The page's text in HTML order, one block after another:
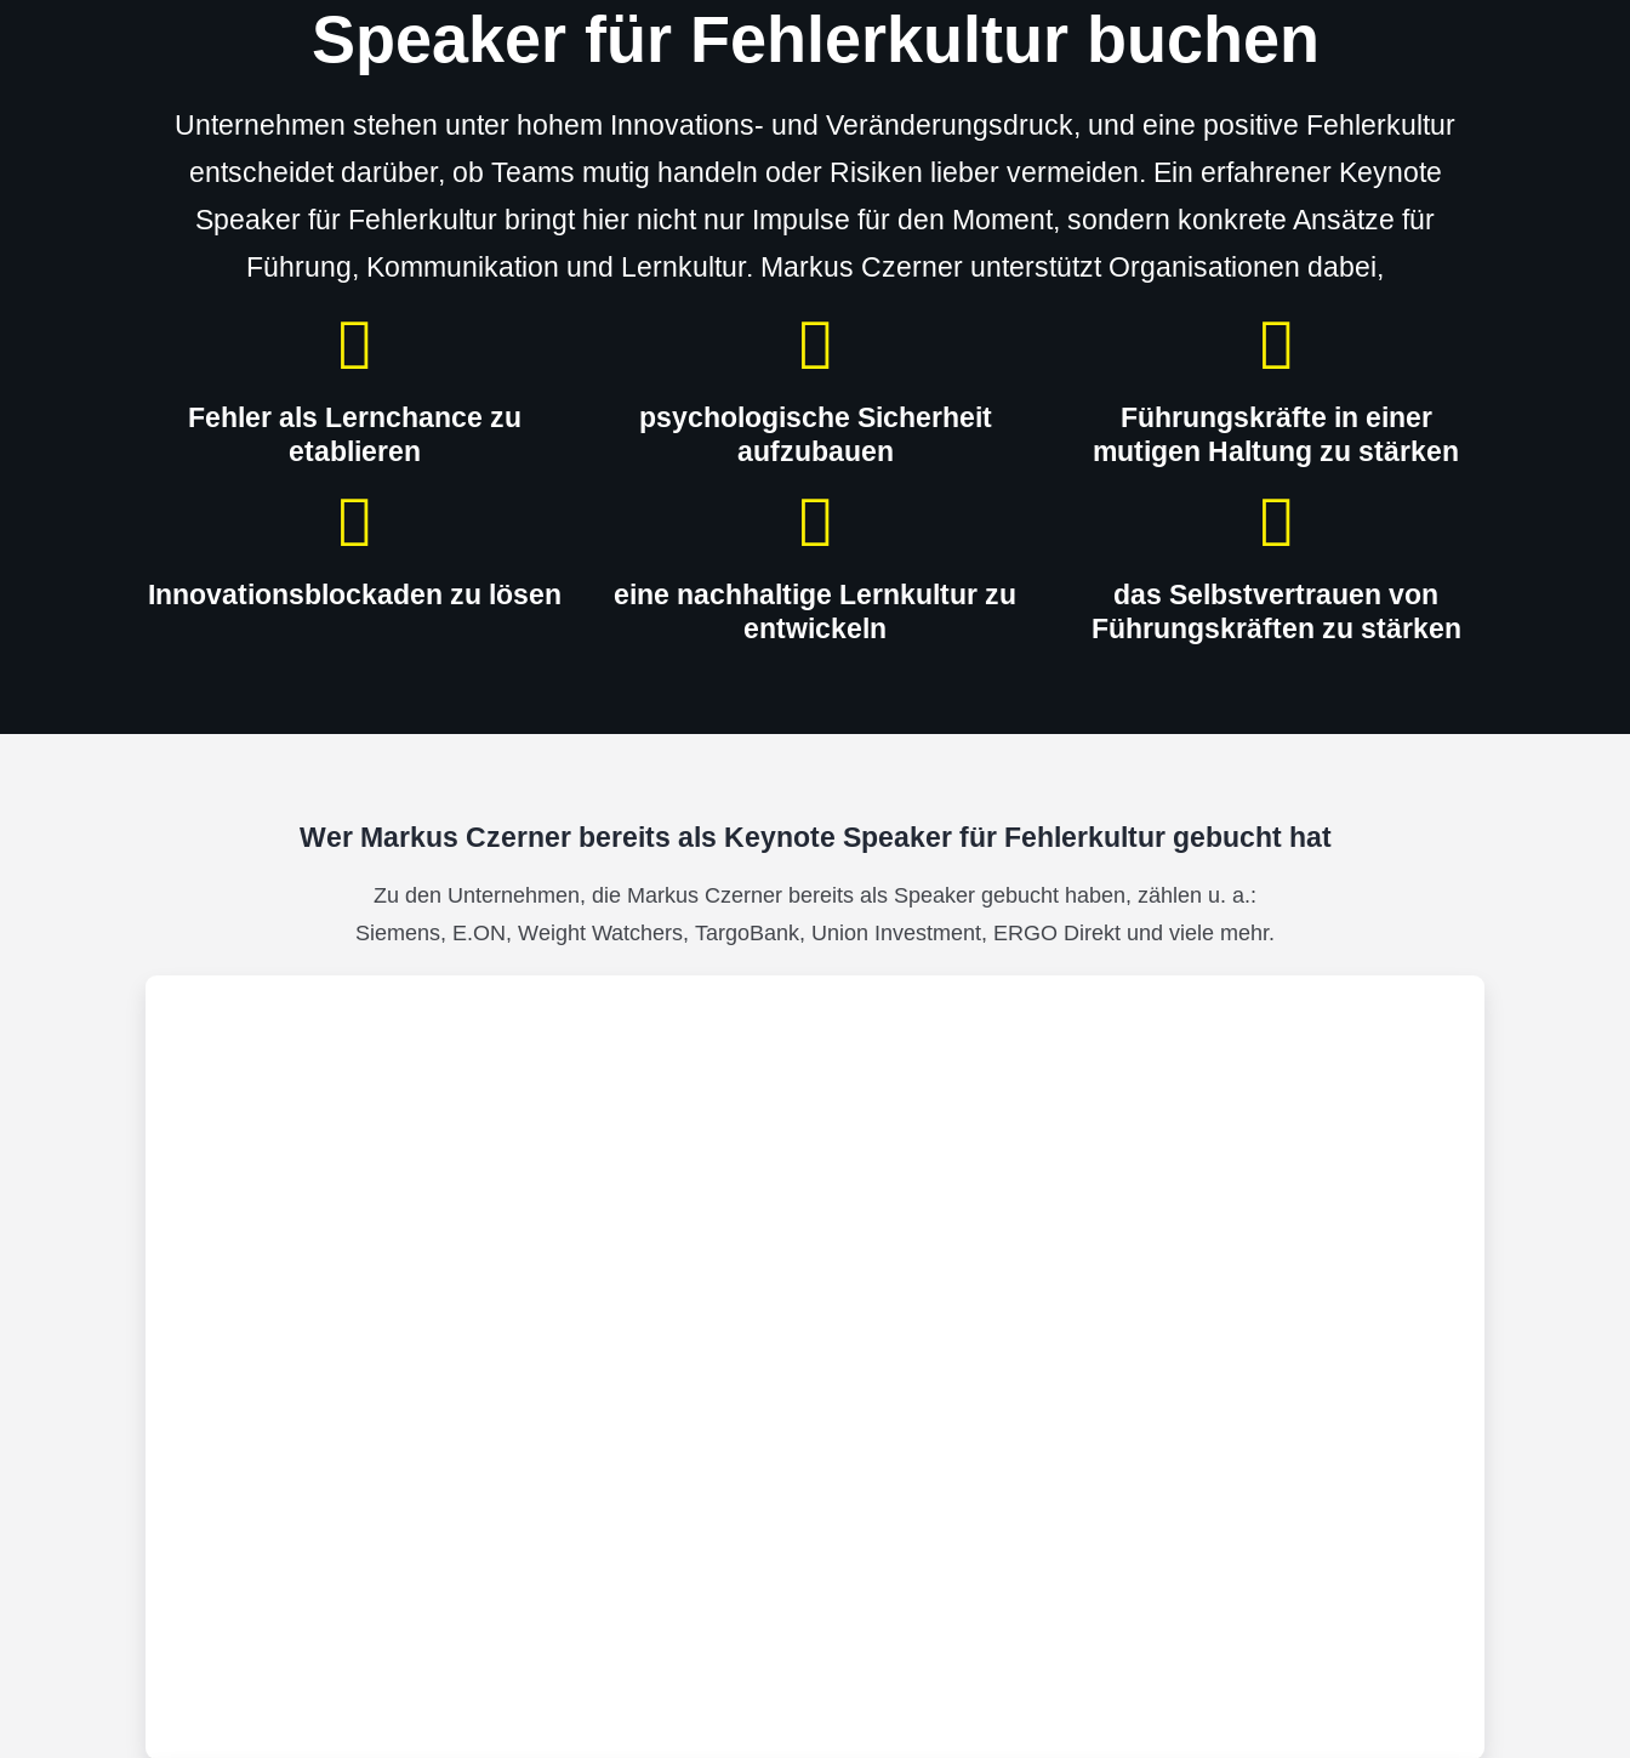
Speaker für Fehlerkultur buchen
Unternehmen stehen unter hohem Innovations- und Veränderungsdruck, und eine positive Fehlerkultur
entscheidet darüber, ob Teams mutig handeln oder Risiken lieber vermeiden. Ein erfahrener Keynote
Speaker für Fehlerkultur bringt hier nicht nur Impulse für den Moment, sondern konkrete Ansätze für
Führung, Kommunikation und Lernkultur. Markus Czerner unterstützt Organisationen dabei,
Fehler als Lernchance zu
etablieren
psychologische Sicherheit
aufzubauen
Führungskräfte in einer
mutigen Haltung zu stärken
Innovationsblockaden zu lösen
eine nachhaltige Lernkultur zu
entwickeln
das Selbstvertrauen von
Führungskräften zu stärken
Wer Markus Czerner bereits als Keynote Speaker für Fehlerkultur gebucht hat
Zu den Unternehmen, die Markus Czerner bereits als Speaker gebucht haben, zählen u. a.:
Siemens, E.ON, Weight Watchers, TargoBank, Union Investment, ERGO Direkt und viele mehr.